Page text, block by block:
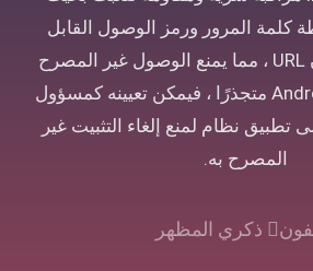
كلمة المرور ورمز الوصول القابل
للتخصيص أو عنوان URL ، مما يمنع الوصول غير المصرح
به. إذا كان جهاز Android متجذرًا ، فيمكن تعيينه كمسؤول
تطبيق نظام لمنع إلغاء التثبيت غير
المصرح به.
ذكري المظهر